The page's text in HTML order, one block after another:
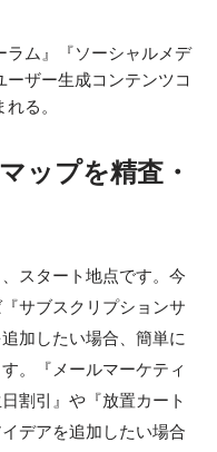
ラム』『ソーシャルメデ
ーザー生成コンテンツコ
る。
ップを精査・
スタート地点です。今
サブスクリプションサ
加したい場合、簡単に
。『メールマーケティ
割引』や『放置カート
デアを追加したい場合